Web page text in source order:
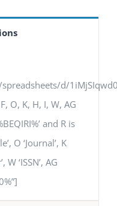
d/
O, K, H, I, W, AG
and R is
O ‘Journal’, K
W ‘ISSN’, AG